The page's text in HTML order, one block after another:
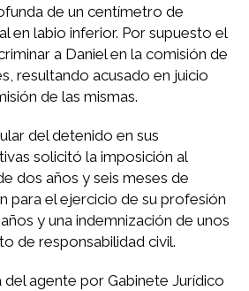
de un centímetro de
en labio inferior. Por supuesto el
a Daniel en la comisión de
resultando acusado en juicio
de las mismas.
del detenido en sus
solicitó la imposición al
dos años y seis meses de
para el ejercicio de su profesión
y una indemnización de unos
de responsabilidad civil.
del agente por Gabinete Jurídico